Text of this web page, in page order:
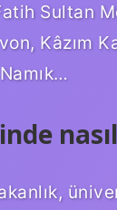
Sultan
Kâzım
nasıl